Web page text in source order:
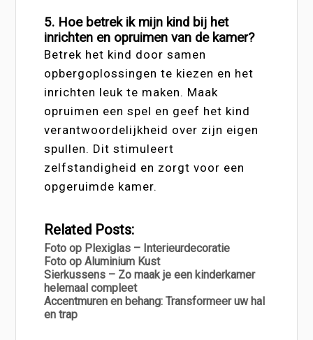
5. Hoe betrek ik mijn kind bij het
inrichten en opruimen van de kamer?
Betrek het kind door samen
opbergoplossingen te kiezen en het
inrichten leuk te maken. Maak
opruimen een spel en geef het kind
verantwoordelijkheid over zijn eigen
spullen. Dit stimuleert
zelfstandigheid en zorgt voor een
opgeruimde kamer.
Related Posts:
Foto op Plexiglas – Interieurdecoratie
Foto op Aluminium Kust
Sierkussens – Zo maak je een kinderkamer
helemaal compleet
Accentmuren en behang: Transformeer uw hal
en trap